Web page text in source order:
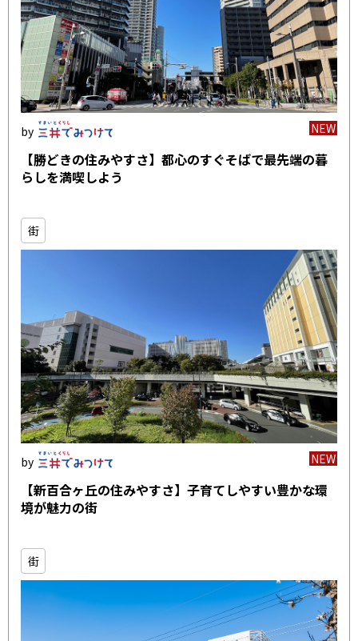
NEW
【勝どきの住みやすさ】都心のすぐそばで最先端の暮
らしを満喫しよう
街
NEW
【新百合ヶ丘の住みやすさ】子育てしやすい豊かな環
境が魅力の街
街